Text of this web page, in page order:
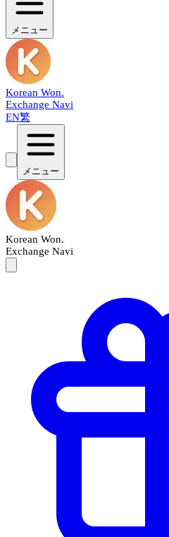
メニュー
Korean Won.
Exchange Navi
EN繁
メニュー
Korean Won.
Exchange Navi